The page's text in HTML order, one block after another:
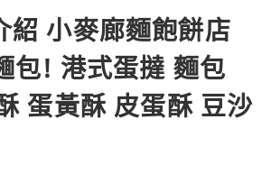
紹 小麥廊麵飽餅店
包! 港式蛋撻 麵包
蛋黃酥 皮蛋酥 豆沙